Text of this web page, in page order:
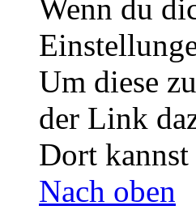
Wenn du
Um diese
der Link
Dort
Nach oben